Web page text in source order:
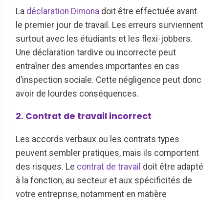
La déclaration Dimona doit être effectuée avant
le premier jour de travail. Les erreurs surviennent
surtout avec les étudiants et les flexi-jobbers.
Une déclaration tardive ou incorrecte peut
entraîner des amendes importantes en cas
d’inspection sociale. Cette négligence peut donc
avoir de lourdes conséquences.
2. Contrat de travail incorrect
Les accords verbaux ou les contrats types
peuvent sembler pratiques, mais ils comportent
des risques. Le contrat de travail doit être adapté
à la fonction, au secteur et aux spécificités de
votre entreprise, notamment en matière